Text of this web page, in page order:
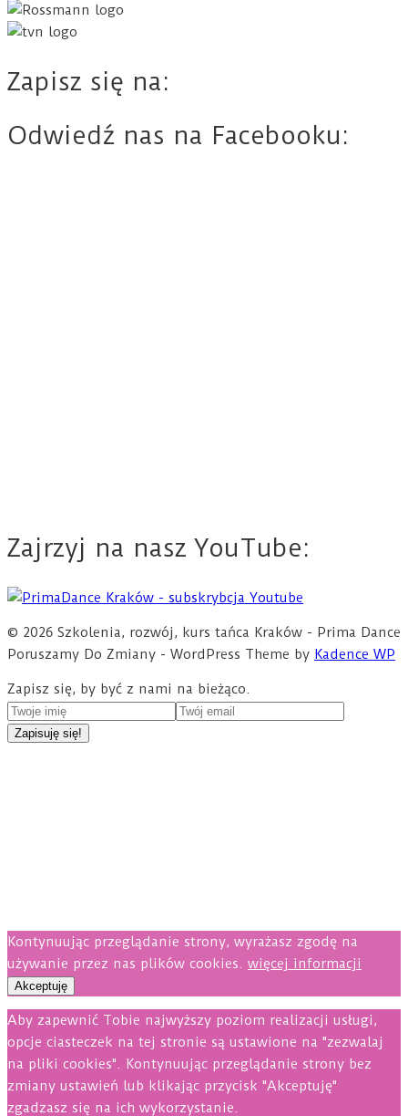
Zapisz się na:
Odwiedź nas na Facebooku:
Zajrzyj na nasz YouTube:
© 2026 Szkolenia, rozwój, kurs tańca Kraków - Prima Dance
Poruszamy Do Zmiany - WordPress Theme by Kadence WP
Zapisz się, by być z nami na bieżąco.
Kontynuując przeglądanie strony, wyrażasz zgodę na
używanie przez nas plików cookies. więcej informacji
Akceptuję
Aby zapewnić Tobie najwyższy poziom realizacji usługi,
opcje ciasteczek na tej stronie są ustawione na "zezwalaj
na pliki cookies". Kontynuując przeglądanie strony bez
zmiany ustawień lub klikając przycisk "Akceptuję"
zgadzasz się na ich wykorzystanie.